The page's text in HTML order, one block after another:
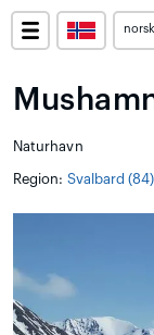
Naturhavn
Region: Svalbard (84)